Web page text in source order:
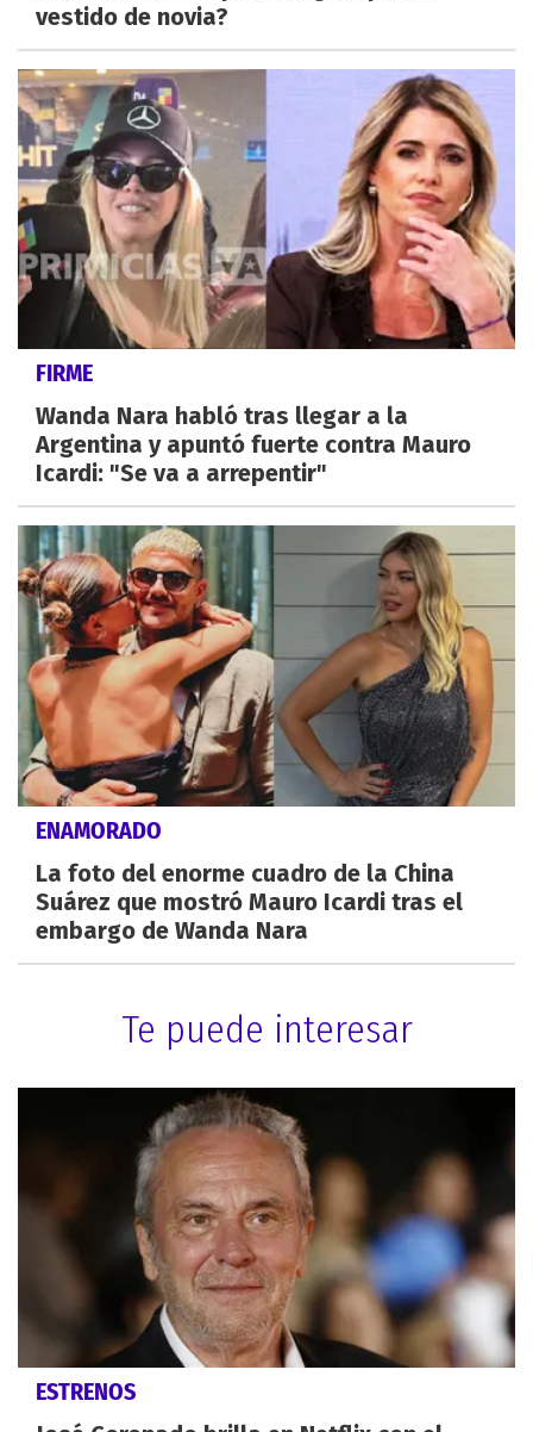
vestido de novia?
FIRME
Wanda Nara habló tras llegar a la
Argentina y apuntó fuerte contra Mauro
Icardi: "Se va a arrepentir"
ENAMORADO
La foto del enorme cuadro de la China
Suárez que mostró Mauro Icardi tras el
embargo de Wanda Nara
Te puede interesar
ESTRENOS